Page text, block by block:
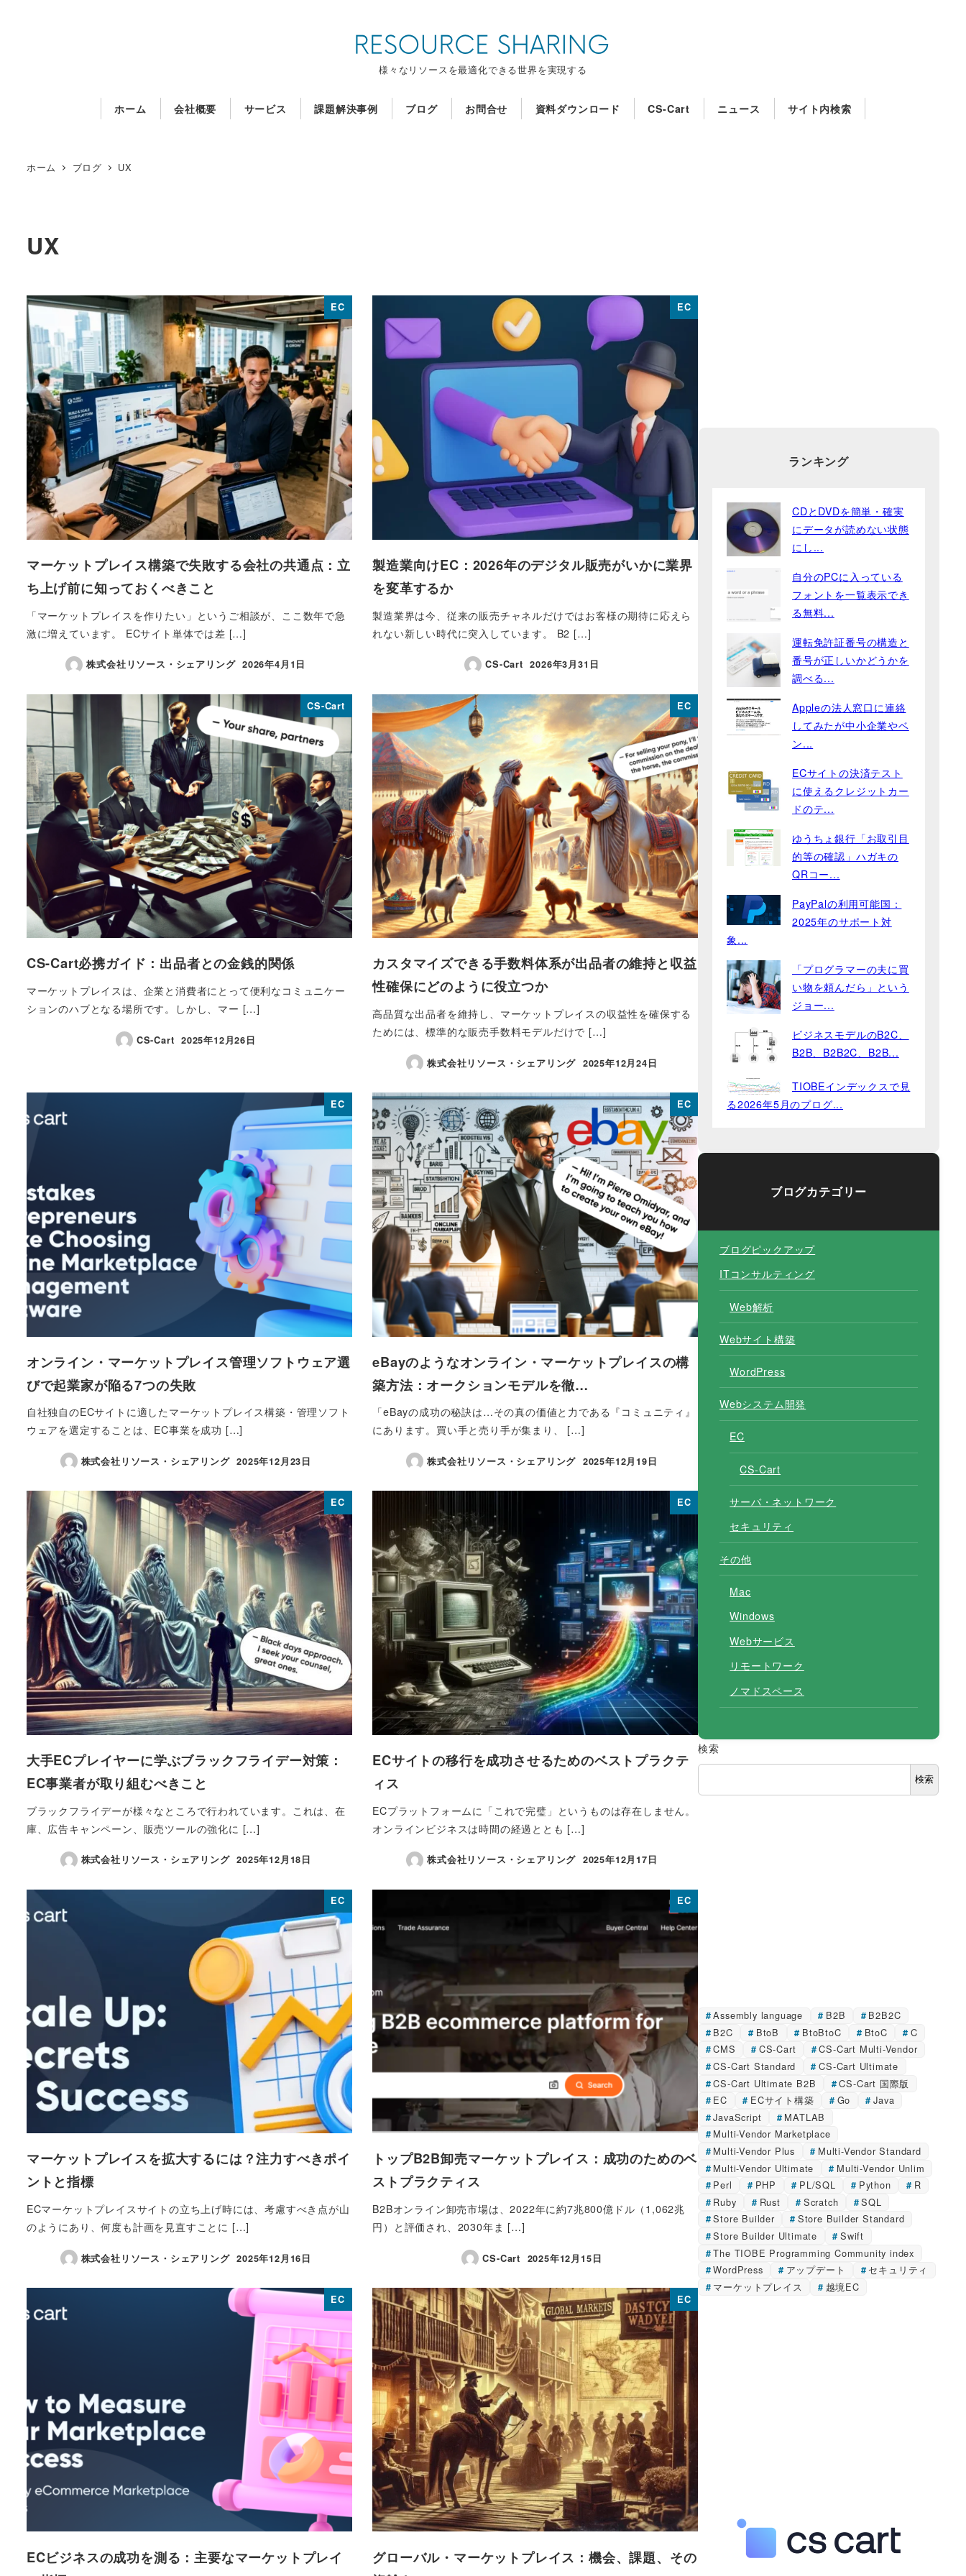
様々なリソースを最適化できる世界を実現する
ホーム 会社概要 サービス 課題解決事例 ブログ お問合せ 資料ダウンロード CS-Cart ニュース サイト内検索
ホーム ブログ UX
UX
EC
マーケットプレイス構築で失敗する会社の共通点：立
ち上げ前に知っておくべきこと
「マーケットプレイスを作りたい」というご相談が、ここ数年で急
激に増えています。 ECサイト単体では差 […]
株式会社リソース・シェアリング
投稿日
2026年4月1日
EC
製造業向けEC：2026年のデジタル販売がいかに業界
を変革するか
製造業界は今、従来の販売チャネルだけではお客様の期待に応えら
れない新しい時代に突入しています。 B2 […]
CS-Cart
投稿日
2026年3月31日
CS-Cart
CS-Cart必携ガイド：出品者との金銭的関係
マーケットプレイスは、企業と消費者にとって便利なコミュニケー
ションのハブとなる場所です。しかし、マー […]
CS-Cart
投稿日
2025年12月26日
EC
カスタマイズできる手数料体系が出品者の維持と収益
性確保にどのように役立つか
高品質な出品者を維持し、マーケットプレイスの収益性を確保する
ためには、標準的な販売手数料モデルだけで […]
株式会社リソース・シェアリング
投稿日
2025年12月24日
EC
オンライン・マーケットプレイス管理ソフトウェア選
びで起業家が陥る7つの失敗
自社独自のECサイトに適したマーケットプレイス構築・管理ソフト
ウェアを選定することは、EC事業を成功 […]
株式会社リソース・シェアリング
投稿日
2025年12月23日
EC
eBayのようなオンライン・マーケットプレイスの構
築方法：オークションモデルを徹…
「eBayの成功の秘訣は…その真の価値と力である『コミュニティ』
にあります。買い手と売り手が集まり、 […]
株式会社リソース・シェアリング
投稿日
2025年12月19日
EC
大手ECプレイヤーに学ぶブラックフライデー対策：
EC事業者が取り組むべきこと
ブラックフライデーが様々なところで行われています。これは、在
庫、広告キャンペーン、販売ツールの強化に […]
株式会社リソース・シェアリング
投稿日
2025年12月18日
EC
ECサイトの移行を成功させるためのベストプラクテ
ィス
ECプラットフォームに「これで完璧」というものは存在しません。
オンラインビジネスは時間の経過ととも […]
株式会社リソース・シェアリング
投稿日
2025年12月17日
EC
マーケットプレイスを拡大するには？注力すべきポイ
ントと指標
ECマーケットプレイスサイトの立ち上げ時には、考慮すべき点が山
のようにあり、何度も計画を見直すことに […]
株式会社リソース・シェアリング
投稿日
2025年12月16日
EC
トップB2B卸売マーケットプレイス：成功のためのベ
ストプラクティス
B2Bオンライン卸売市場は、2022年に約7兆800億ドル（1,062兆
円）と評価され、2030年ま […]
CS-Cart
投稿日
2025年12月15日
EC
ECビジネスの成功を測る：主要なマーケットプレイ
EC
グローバル・マーケットプレイス：機会、課題、その
ランキング
CDとDVDを簡単・確実
にデータが読めない状態
にし...
自分のPCに入っている
フォントを一覧表示でき
る無料...
運転免許証番号の構造と
番号が正しいかどうかを
調べる...
Appleの法人窓口に連絡
してみたが中小企業やベ
ン...
ECサイトの決済テスト
に使えるクレジットカー
ドのテ...
ゆうちょ銀行「お取引目
的等の確認」ハガキの
QRコー...
PayPalの利用可能国：
2025年のサポート対
象...
「プログラマーの夫に買
い物を頼んだら」という
ジョー...
ビジネスモデルのB2C、
B2B、B2B2C、B2B...
TIOBEインデックスで見
る2026年5月のプログ...
ブログカテゴリー
ブログピックアップ
ITコンサルティング
Web解析
Webサイト構築
WordPress
Webシステム開発
EC
CS-Cart
サーバ・ネットワーク
セキュリティ
その他
Mac
Windows
Webサービス
リモートワーク
ノマドスペース
検索
検索
Assembly language B2B
B2B2C
B2C
BtoB BtoBtoC BtoC
C
CMS
CS-Cart
CS-Cart Multi-Vendor
CS-Cart Standard
CS-Cart Ultimate
CS-Cart Ultimate B2B
CS-Cart 国際版
EC
ECサイト構築 Go
Java
JavaScript
MATLAB
Multi-Vendor Marketplace
Multi-Vendor Plus
Multi-Vendor Standard
Multi-Vendor Ultimate
Multi-Vendor Unlim
Perl
PHP PL/SQL Python
R
Ruby
Rust Scratch
SQL
Store Builder
Store Builder Standard
Store Builder Ultimate
Swift
The TIOBE Programming Community index
WordPress
アップデート
セキュリティ
マーケットプレイス
越境EC